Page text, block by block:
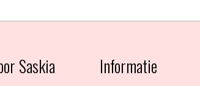
Saskia Informatie